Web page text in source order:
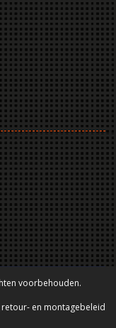
voorbehouden.
en montagebeleid